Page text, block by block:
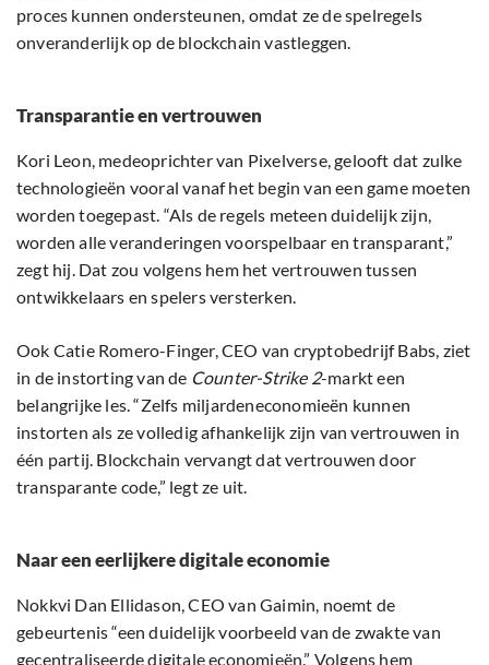
proces kunnen ondersteunen, omdat ze de spelregels
onveranderlijk op de blockchain vastleggen.
Transparantie en vertrouwen
Kori Leon, medeoprichter van Pixelverse, gelooft dat zulke
technologieën vooral vanaf het begin van een game moeten
worden toegepast. “Als de regels meteen duidelijk zijn,
worden alle veranderingen voorspelbaar en transparant,”
zegt hij. Dat zou volgens hem het vertrouwen tussen
ontwikkelaars en spelers versterken.
Ook Catie Romero-Finger, CEO van cryptobedrijf Babs, ziet
in de instorting van de Counter-Strike 2-markt een
belangrijke les. “Zelfs miljardeneconomieën kunnen
instorten als ze volledig afhankelijk zijn van vertrouwen in
één partij. Blockchain vervangt dat vertrouwen door
transparante code,” legt ze uit.
Naar een eerlijkere digitale economie
Nokkvi Dan Ellidason, CEO van Gaimin, noemt de
gebeurtenis “een duidelijk voorbeeld van de zwakte van
gecentraliseerde digitale economieën.” Volgens hem